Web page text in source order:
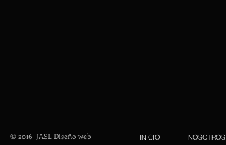
© 2016 JASL Diseño web INICIO NOSOTROS